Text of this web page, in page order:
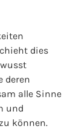
dies
deren
alle Sinne
und
können.